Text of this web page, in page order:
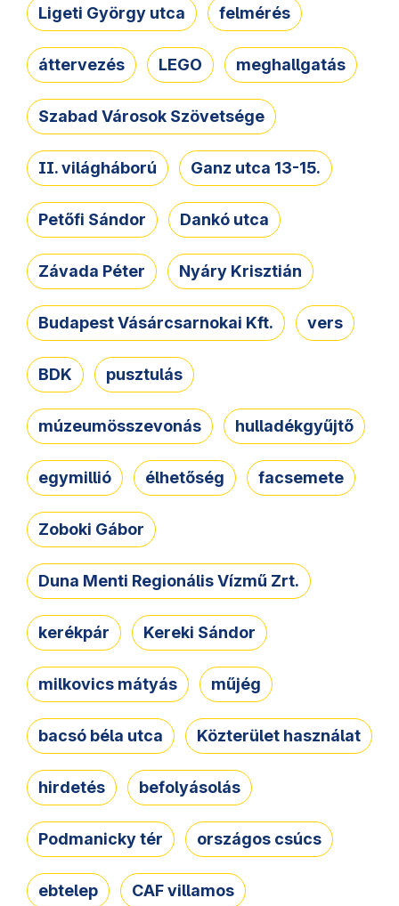
Ligeti György utca felmérés
áttervezés LEGO meghallgatás
Szabad Városok Szövetsége
II. világháború Ganz utca 13-15.
Petőfi Sándor Dankó utca
Závada Péter Nyáry Krisztián
Budapest Vásárcsarnokai Kft. vers
BDK pusztulás
múzeumösszevonás hulladékgyűjtő
egymillió élhetőség facsemete
Zoboki Gábor
Duna Menti Regionális Vízmű Zrt.
kerékpár Kereki Sándor
milkovics mátyás műjég
bacsó béla utca Közterület használat
hirdetés befolyásolás
Podmanicky tér országos csúcs
ebtelep CAF villamos